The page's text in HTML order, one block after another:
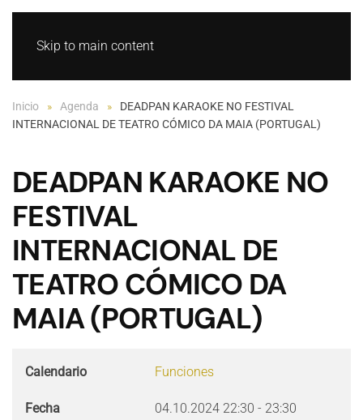
Skip to main content
Inicio Agenda
DEADPAN KARAOKE NO FESTIVAL
INTERNACIONAL DE TEATRO CÓMICO DA MAIA (PORTUGAL)
DEADPAN KARAOKE NO
FESTIVAL
INTERNACIONAL DE
TEATRO CÓMICO DA
MAIA (PORTUGAL)
Calendario Funciones
Fecha 04.10.2024 22:30 - 23:30